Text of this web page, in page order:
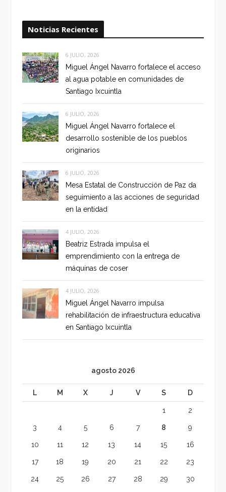
Noticias Recientes
6 JULIO, 2026
Miguel Ángel Navarro fortalece el acceso
al agua potable en comunidades de
Santiago Ixcuintla
6 JULIO, 2026
Miguel Ángel Navarro fortalece el
desarrollo sostenible de los pueblos
originarios
6 JULIO, 2026
Mesa Estatal de Construcción de Paz da
seguimiento a las acciones de seguridad
en la entidad
4 JULIO, 2026
Beatriz Estrada impulsa el
emprendimiento con la entrega de
máquinas de coser
4 JULIO, 2026
Miguel Ángel Navarro impulsa
rehabilitación de infraestructura educativa
en Santiago Ixcuintla
agosto 2026
L M X J V S D
1 2
3 4 5 6 7 8 9
10 11 12 13 14 15 16
17 18 19 20 21 22 23
24 25 26 27 28 29 30